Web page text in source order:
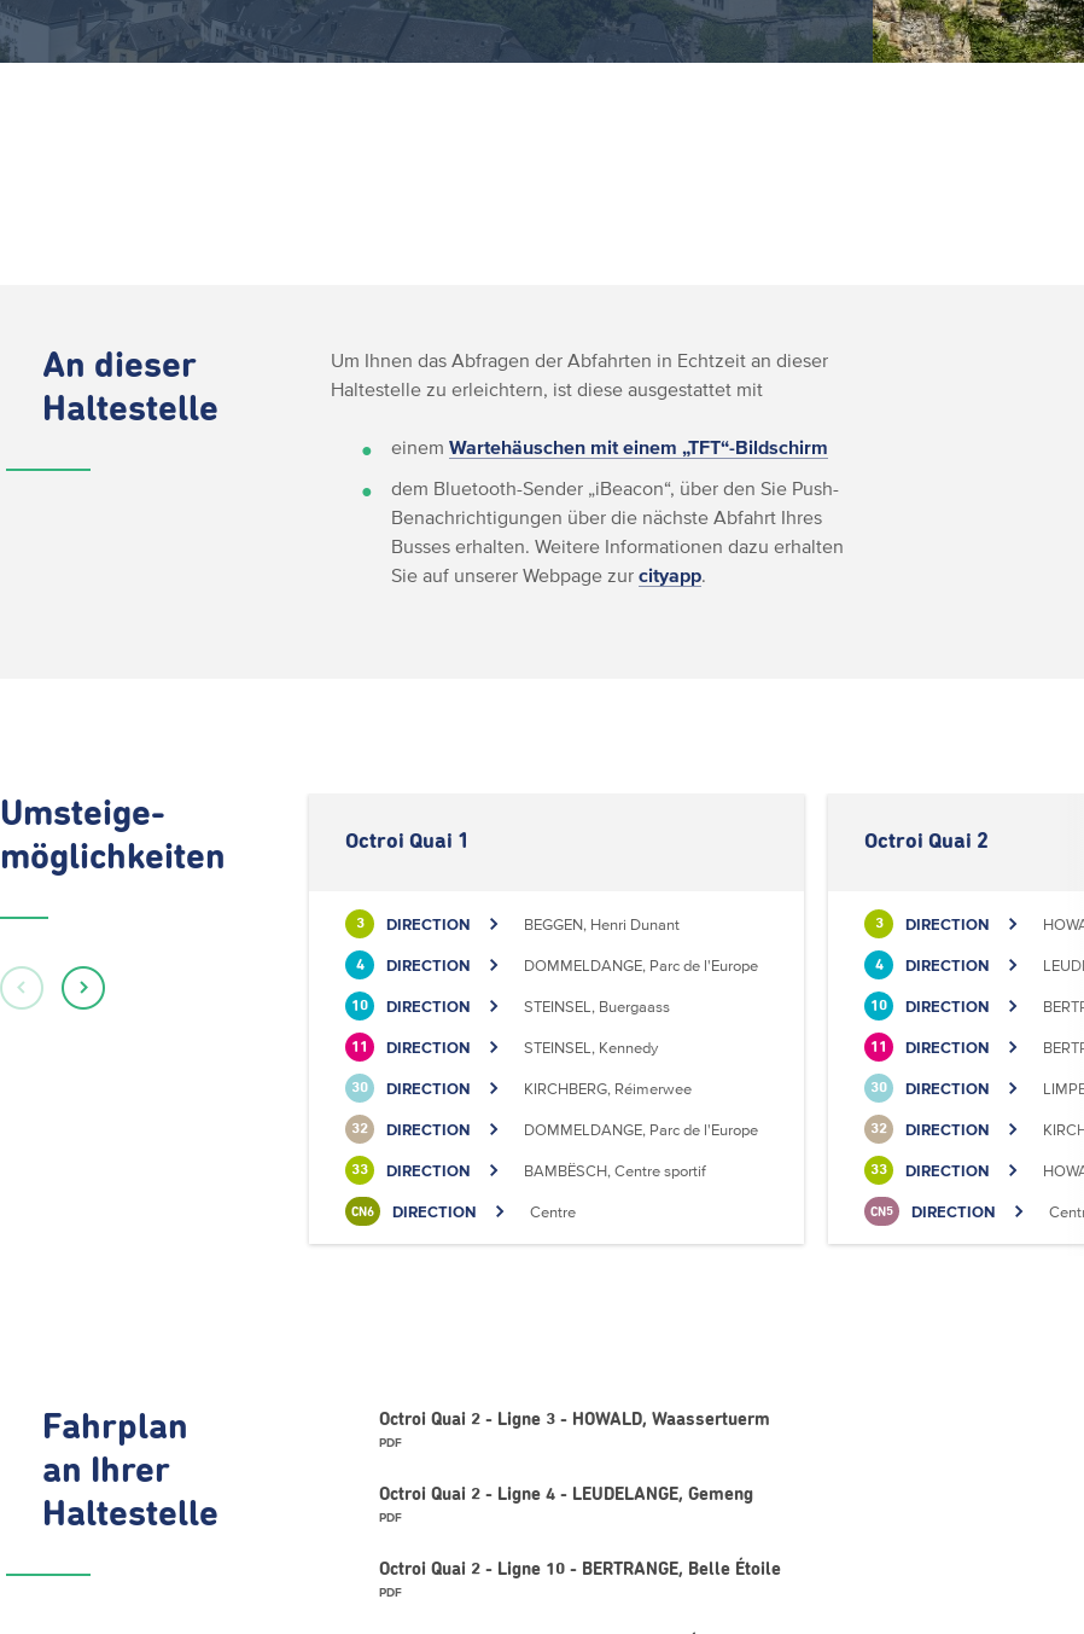
An dieser
Haltestelle
Um Ihnen das Abfragen der Abfahrten in Echtzeit an dieser
Haltestelle zu erleichtern, ist diese ausgestattet mit
einemWartehäuschen mit einem „TFT“-Bildschirm
dem Bluetooth-Sender „iBeacon“, über den Sie Push-
Benachrichtigungen über die nächste Abfahrt Ihres
Busses erhalten. Weitere Informationen dazu erhalten
Sie auf unserer Webpage zurcityapp.
Umsteige-
möglichkeiten
Octroi Quai 1
3 DIRECTION BEGGEN, Henri Dunant
4 DIRECTION DOMMELDANGE, Parc de l'Europe
10 DIRECTION STEINSEL, Buergaass
11 DIRECTION STEINSEL, Kennedy
30 DIRECTION KIRCHBERG, Réimerwee
32 DIRECTION DOMMELDANGE, Parc de l'Europe
33 DIRECTION BAMBËSCH, Centre sportif
CN6 DIRECTION Centre
Octroi Quai 2
3 DIRECTION
4 DIRECTION
10 DIRECTION
11 DIRECTION
30 DIRECTION
32 DIRECTION
33 DIRECTION
CN5 DIRECTION
Fahrplan
an Ihrer
Haltestelle
Octroi Quai 2 - Ligne 3 - HOWALD, Waassertuerm
PDF
Octroi Quai 2 - Ligne 4 - LEUDELANGE, Gemeng
PDF
Octroi Quai 2 - Ligne 10 - BERTRANGE, Belle Étoile
PDF